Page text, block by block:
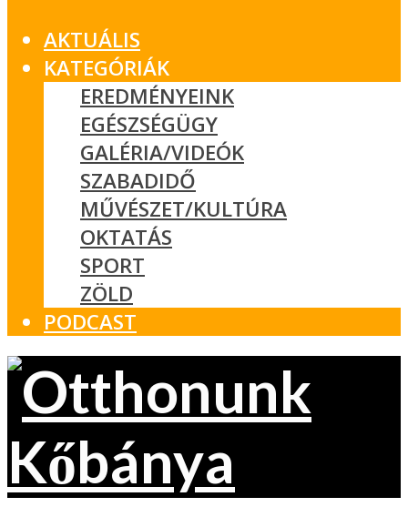
AKTUÁLIS
KATEGÓRIÁK
EREDMÉNYEINK
EGÉSZSÉGÜGY
GALÉRIA/VIDEÓK
SZABADIDŐ
MŰVÉSZET/KULTÚRA
OKTATÁS
SPORT
ZÖLD
PODCAST